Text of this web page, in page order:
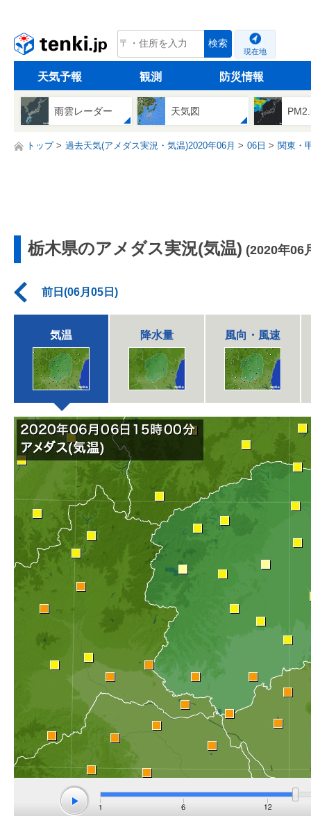
tenki.jp 検索
現在地
天気予報 観測 防災情報
雨雲レーダー 天気図
トップ 過去天気(アメダス実況・気温)2020年06月 06日 関東・
栃木県のアメダス実況(気温) (2020年06
前日(06月05日)
気温 降水量 風向・風速